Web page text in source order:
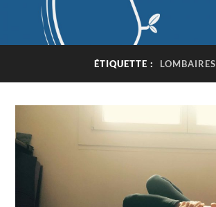
ÉTIQUETTE : LOMBAIRES